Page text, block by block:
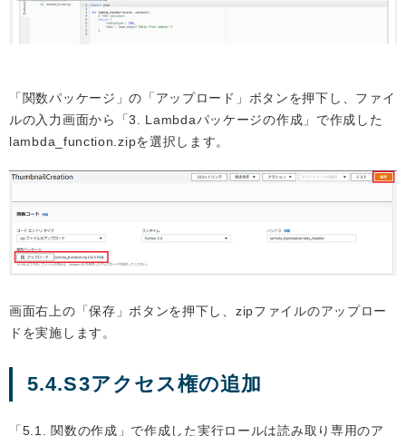
「関数パッケージ」の「アップロード」ボタンを押下し、ファイ
ルの入力画面から「3. Lambdaパッケージの作成」で作成した
lambda_function.zipを選択します。
画面右上の「保存」ボタンを押下し、zipファイルのアップロー
ドを実施します。
5.4.S3アクセス権の追加
「5.1. 関数の作成」で作成した実行ロールは読み取り専用のア